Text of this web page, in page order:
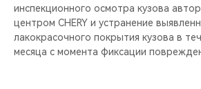
инспекционного осмотра кузова
центром CHERY и устранение
лакокрасочного покрытия кузова в
месяца с момента фиксации